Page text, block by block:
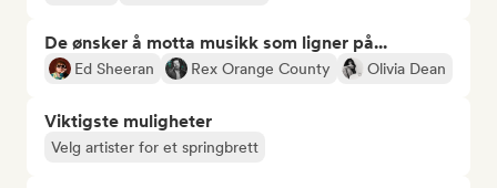
De ønsker å motta musikk som ligner på...
Ed Sheeran Rex Orange County Olivia Dean
Viktigste muligheter
Velg artister for et springbrett